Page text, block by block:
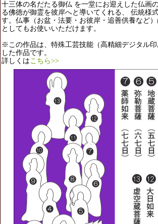
十三体の名だたる御仏 を一堂にお迎えした仏画
る佛徳が御霊を彼岸へと導いてくれる、 伝統様
す。仏事（お盆・法要・お彼岸・追善供養など
としてもお使いいただけます。
※この作品は、特殊工芸技能（高精細デジタル
した作品です。
詳しくはこちら>>